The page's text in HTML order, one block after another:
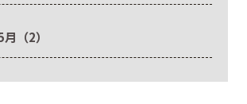
（2）